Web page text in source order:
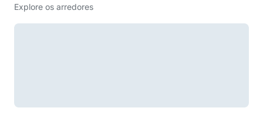
Explore os arredores